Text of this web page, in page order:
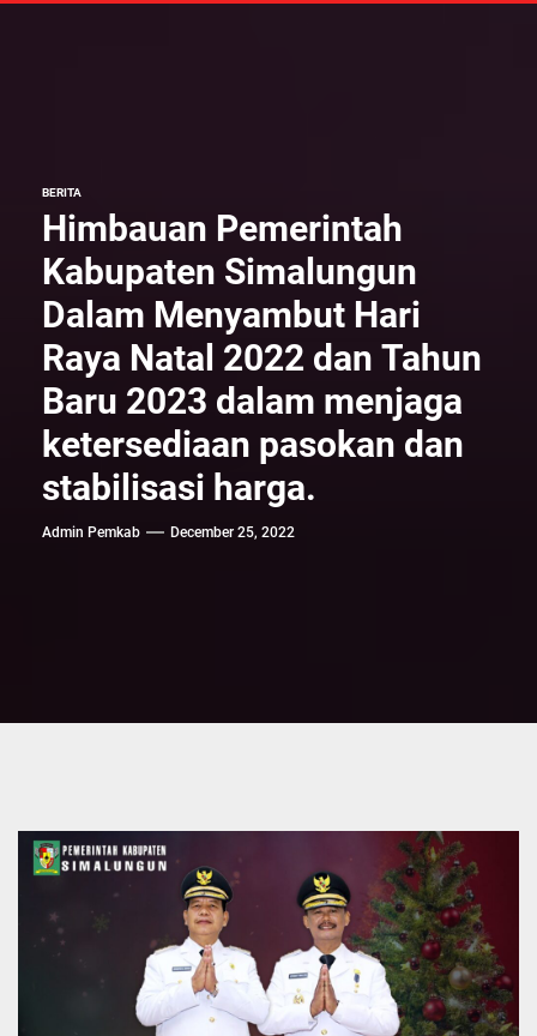
BERITA
Himbauan Pemerintah
Kabupaten Simalungun
Dalam Menyambut Hari
Raya Natal 2022 dan Tahun
Baru 2023 dalam menjaga
ketersediaan pasokan dan
stabilisasi harga.
Admin Pemkab December 25, 2022